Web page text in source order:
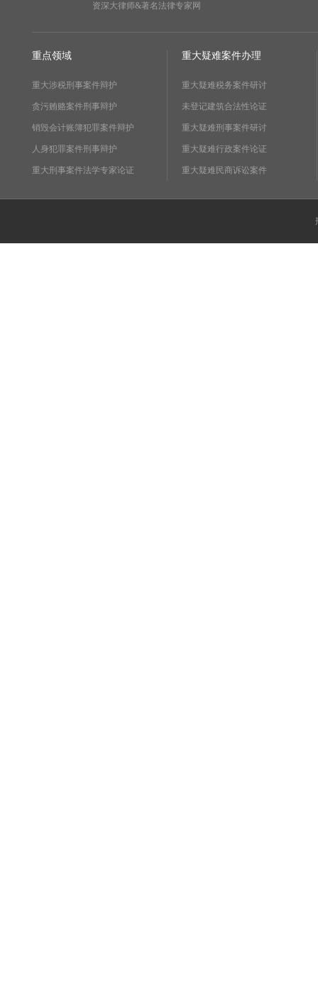
资深大律师&著名法律专家网
重点领域
重大涉税刑事案件辩护
贪污贿赂案件刑事辩护
销毁会计账簿犯罪案件辩护
人身犯罪案件刑事辩护
重大刑事案件法学专家论证
重大疑难案件办理
重大疑难税务案件研讨
未登记建筑合法性论证
重大疑难刑事案件研讨
重大疑难行政案件论证
重大疑难民商诉讼案件